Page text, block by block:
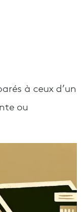
à ceux d’un
ou